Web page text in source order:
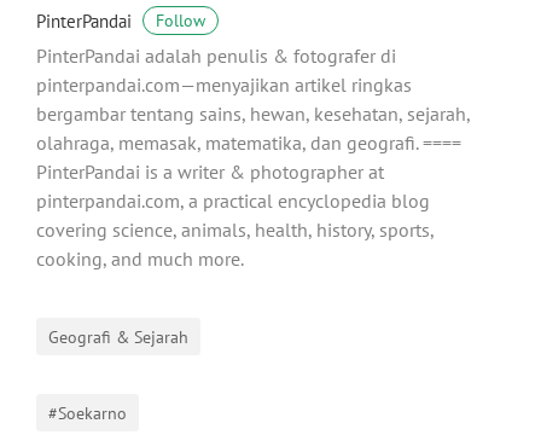
PinterPandai Follow
PinterPandai adalah penulis & fotografer di
pinterpandai.com—menyajikan artikel ringkas
bergambar tentang sains, hewan, kesehatan, sejarah,
olahraga, memasak, matematika, dan geografi. ====
PinterPandai is a writer & photographer at
pinterpandai.com, a practical encyclopedia blog
covering science, animals, health, history, sports,
cooking, and much more.
Geografi & Sejarah
#Soekarno